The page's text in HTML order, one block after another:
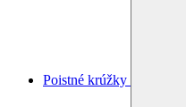
Poistné krúžky